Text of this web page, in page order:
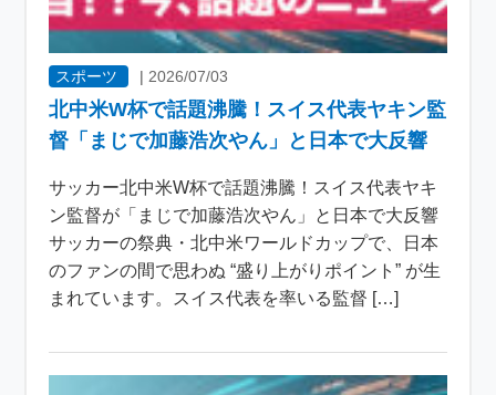
スポーツ |2026/07/03
北中米W杯で話題沸騰！スイス代表ヤキン監
督「まじで加藤浩次やん」と日本で大反響
サッカー北中米W杯で話題沸騰！スイス代表ヤキ
ン監督が「まじで加藤浩次やん」と日本で大反響
サッカーの祭典・北中米ワールドカップで、日本
のファンの間で思わぬ “盛り上がりポイント” が生
まれています。スイス代表を率いる監督 […]